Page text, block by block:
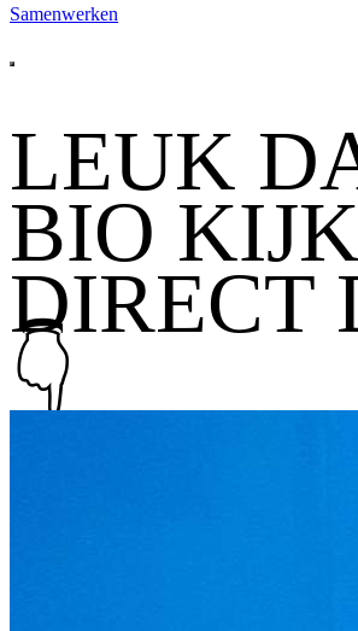
Samenwerken
Open main menu
LEUK
BIO
DIRECT
👇